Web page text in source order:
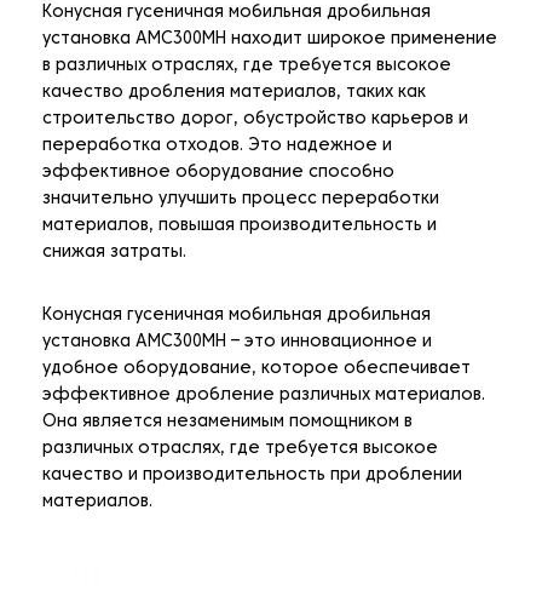
Конусная гусеничная мобильная дробильная
установка AMC300MH находит широкое применение
в различных отраслях, где требуется высокое
качество дробления материалов, таких как
строительство дорог, обустройство карьеров и
переработка отходов. Это надежное и
эффективное оборудование способно
значительно улучшить процесс переработки
материалов, повышая производительность и
снижая затраты.
Конусная гусеничная мобильная дробильная
установка AMC300MH – это инновационное и
удобное оборудование, которое обеспечивает
эффективное дробление различных материалов.
Она является незаменимым помощником в
различных отраслях, где требуется высокое
качество и производительность при дроблении
материалов.